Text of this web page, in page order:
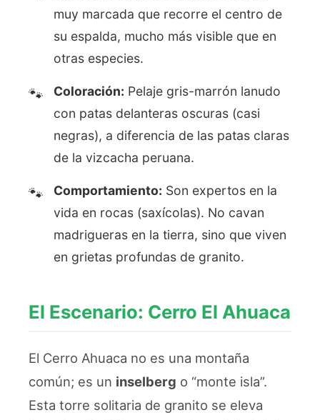
muy marcada que recorre el centro de
su espalda, mucho más visible que en
otras especies.
Coloración: Pelaje gris-marrón lanudo
con patas delanteras oscuras (casi
negras), a diferencia de las patas claras
de la vizcacha peruana.
Comportamiento: Son expertos en la
vida en rocas (saxícolas). No cavan
madrigueras en la tierra, sino que viven
en grietas profundas de granito.
El Escenario: Cerro El Ahuaca
El Cerro Ahuaca no es una montaña
común; es un inselberg o “monte isla”.
Esta torre solitaria de granito se eleva